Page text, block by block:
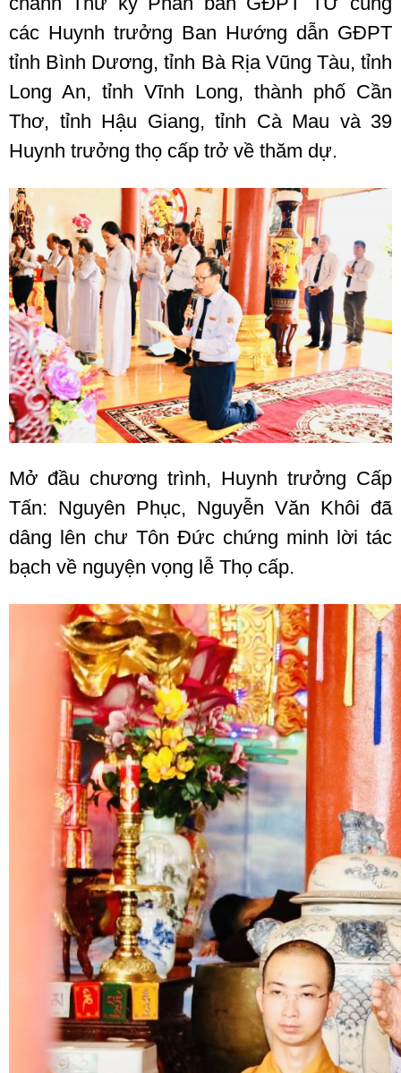
các Huynh trưởng Ban Hướng dẫn GĐPT
tỉnh Bình Dương, tỉnh Bà Rịa Vũng Tàu, tỉnh
Long An, tỉnh Vĩnh Long, thành phố Cần
Thơ, tỉnh Hậu Giang, tỉnh Cà Mau và 39
Huynh trưởng thọ cấp trở về thăm dự.
Mở đầu chương trình, Huynh trưởng Cấp
Tấn: Nguyên Phục, Nguyễn Văn Khôi đã
dâng lên chư Tôn Đức chứng minh lời tác
bạch về nguyện vọng lễ Thọ cấp.